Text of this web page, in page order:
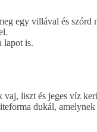
egy villával és szórd
lapot is.
liszt és jeges víz
dukál,